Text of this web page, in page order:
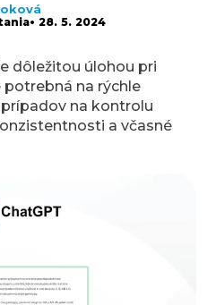
• 28. 5. 2024
dôležitou úlohou pri
na rýchle
na kontrolu
a včasné